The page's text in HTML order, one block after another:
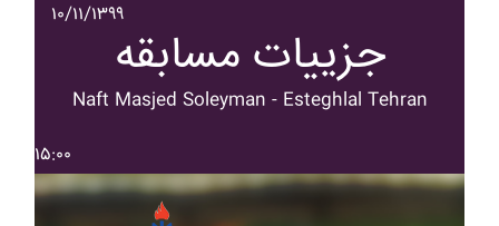
۱۰/۱۱/۱۳۹۹
جزییات مسابقه
Naft Masjed Soleyman - Esteghlal Tehran
۱۵:۰۰